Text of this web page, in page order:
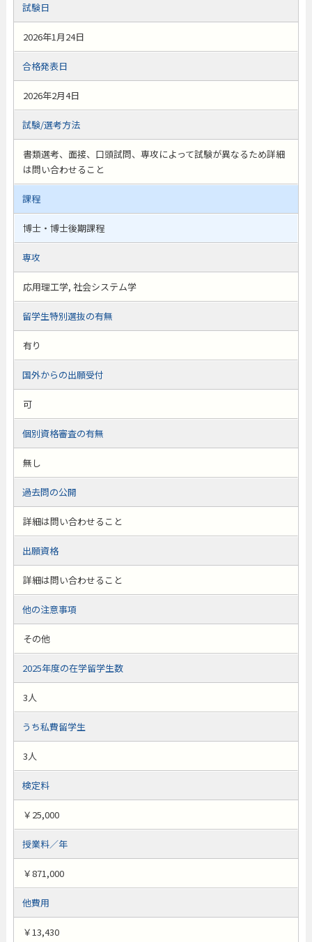
試験日
2026年1月24日
合格発表日
2026年2月4日
試験/選考方法
書類選考、面接、口頭試問、専攻によって試験が異なるため詳細
は問い合わせること
課程
博士・博士後期課程
専攻
応用理工学, 社会システム学
留学生特別選抜の有無
有り
国外からの出願受付
可
個別資格審査の有無
無し
過去問の公開
詳細は問い合わせること
出願資格
詳細は問い合わせること
他の注意事項
その他
2025年度の在学留学生数
3人
うち私費留学生
3人
検定料
￥25,000
授業料／年
￥871,000
他費用
￥13,430